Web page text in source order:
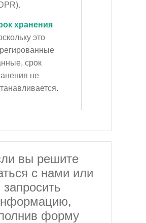
хранения
это
срок
не
вы решите
с нами или
запросить
форму